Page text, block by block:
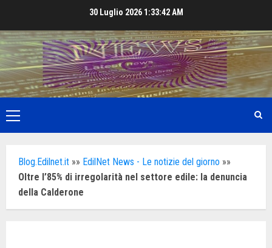
content
30 Luglio 2026 1:33:44 AM
Primary
Menu
Blog.Edilnet.it »» EdilNet News - Le notizie del giorno »»
Oltre l’85% di irregolarità nel settore edile: la denuncia
della Calderone